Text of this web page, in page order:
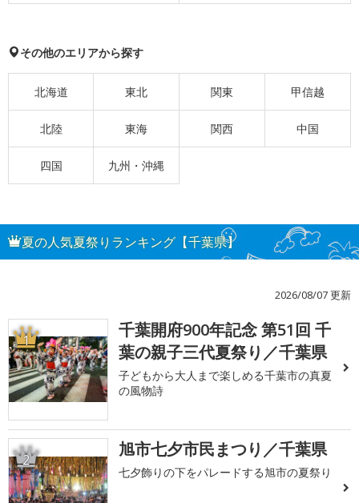
その他のエリアから探す
北海道 東北 関東 甲信越
北陸 東海 関西 中国
四国 九州・沖縄
夏の人気夏祭りランキング【千葉県】
2026/08/07 更新
1
千葉開府900年記念 第51回 千
葉の親子三代夏祭り／千葉県
子どもから大人まで楽しめる千葉市の真夏
の風物詩
2 旭市七夕市民まつり／千葉県
七夕飾りの下をパレードする旭市の夏祭り